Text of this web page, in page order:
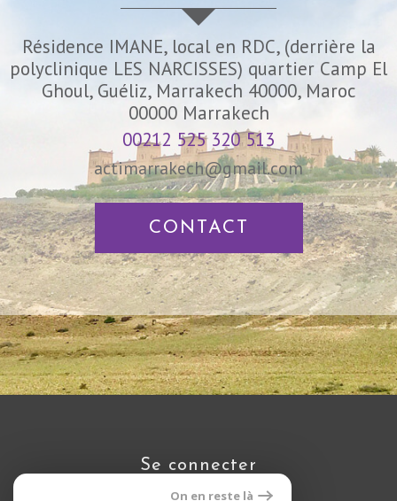
On en reste là
Résidence IMANE, local en RDC, (derrière la
polyclinique LES NARCISSES) quartier Camp El
Ghoul, Guéliz, Marrakech 40000, Maroc
00000 Marrakech
00212 525 320 513
actimarrakech@gmail.com
CONTACT
se connecter